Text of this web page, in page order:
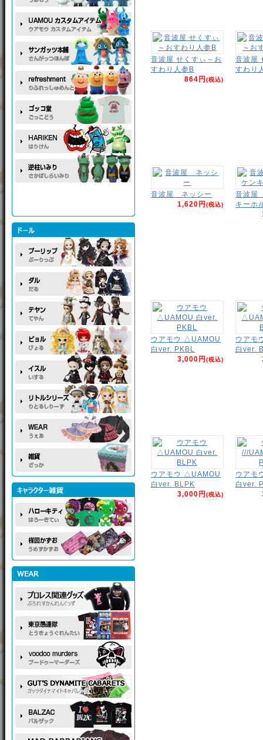
音波屋 せくすぃ～お
すわり人参B
864円(税込)
音波屋
すわり
音波屋 ネッシー
1,620円(税込)
音波
キーホ
ウアモウ △UAMOU
白ver. PKBL
3,000円(税込)
ウアモ
白ver.
ウアモウ △UAMOU
白ver. BLPK
3,000円(税込)
ウアモ
白ver.